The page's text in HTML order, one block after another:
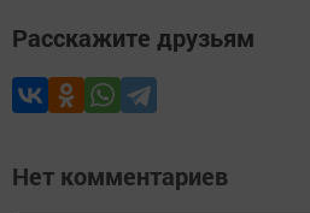
Расскажите друзьям
Нет комментариев